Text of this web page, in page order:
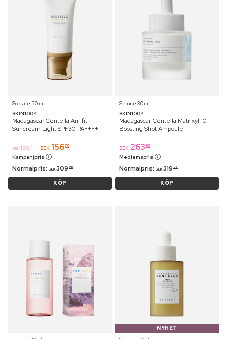
Solkräm ⋅ 50 ml
SKIN1004
Madagascar Centella Air-fit
Suncream Light SPF30 PA++++
SEK 195 95 SEK 15676
Kampanjpris
Normalpris: SEK 309 95
KÖP
Serum ⋅ 30 ml
SKIN1004
Madagascar Centella Matrixyl 10
Boosting Shot Ampoule
SEK 263 95
Medlemspris
Normalpris: SEK 319 95
KÖP
NYHET